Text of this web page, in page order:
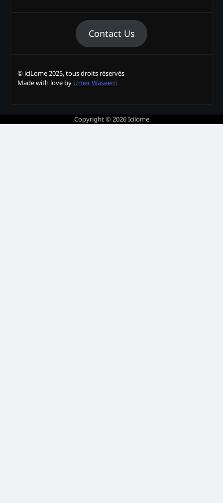
Contact Us
© iciLome 2025, tous droits réservés
Made with love by Umer Waseem
Copyright © 2026Icilome